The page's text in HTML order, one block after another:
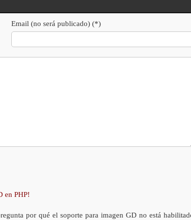
Email (no será publicado) (*)
en PHP!
por qué el soporte para imagen GD no está